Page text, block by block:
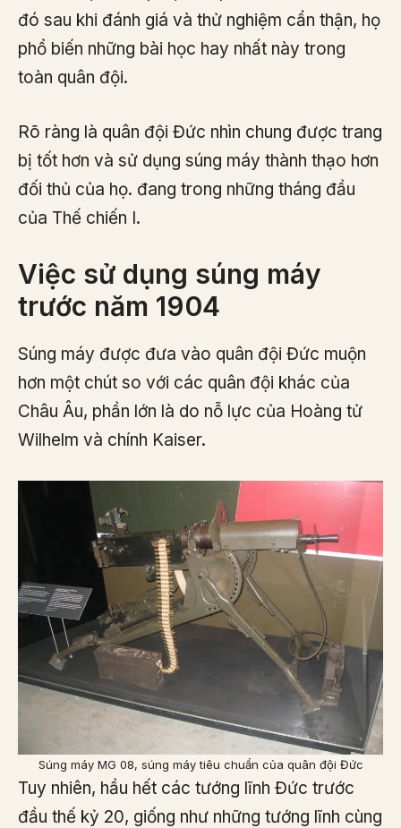
đó sau khi đánh giá và thử nghiệm cẩn thận, họ
phổ biến những bài học hay nhất này trong
toàn quân đội.
Rõ ràng là quân đội Đức nhìn chung được trang
bị tốt hơn và sử dụng súng máy thành thạo hơn
đối thủ của họ. đang trong những tháng đầu
của Thế chiến I.
Việc sử dụng súng máy
trước năm 1904
Súng máy được đưa vào quân đội Đức muộn
hơn một chút so với các quân đội khác của
Châu Âu, phần lớn là do nỗ lực của Hoàng tử
Wilhelm và chính Kaiser.
Súng máy MG 08, súng máy tiêu chuẩn của quân đội Đức
Tuy nhiên, hầu hết các tướng lĩnh Đức trước
đầu thế kỷ 20, giống như những tướng lĩnh cùng